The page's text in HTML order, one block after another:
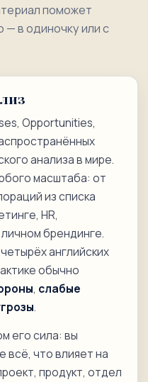
поможет
— в одиночку или с
Opportunities,
анализа в мире.
масштаба: от
из списка
HR,
брендинге.
английских
обычно
, слабые
.
его сила: вы
всё, что влияет на
продукт, отдел